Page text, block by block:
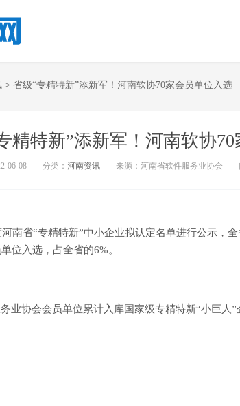
> 省级“专精特新”添新军！河南软协70家会员单位入选
精特新”添新军！河南软协
06-08 分类： 河南资讯 来源：河南省软件服务业协会
南省“专精特新”中小企业拟认定名单进行公示，
位入选，占全省的6%。
业协会会员单位累计入库国家级专精特新“小巨人”